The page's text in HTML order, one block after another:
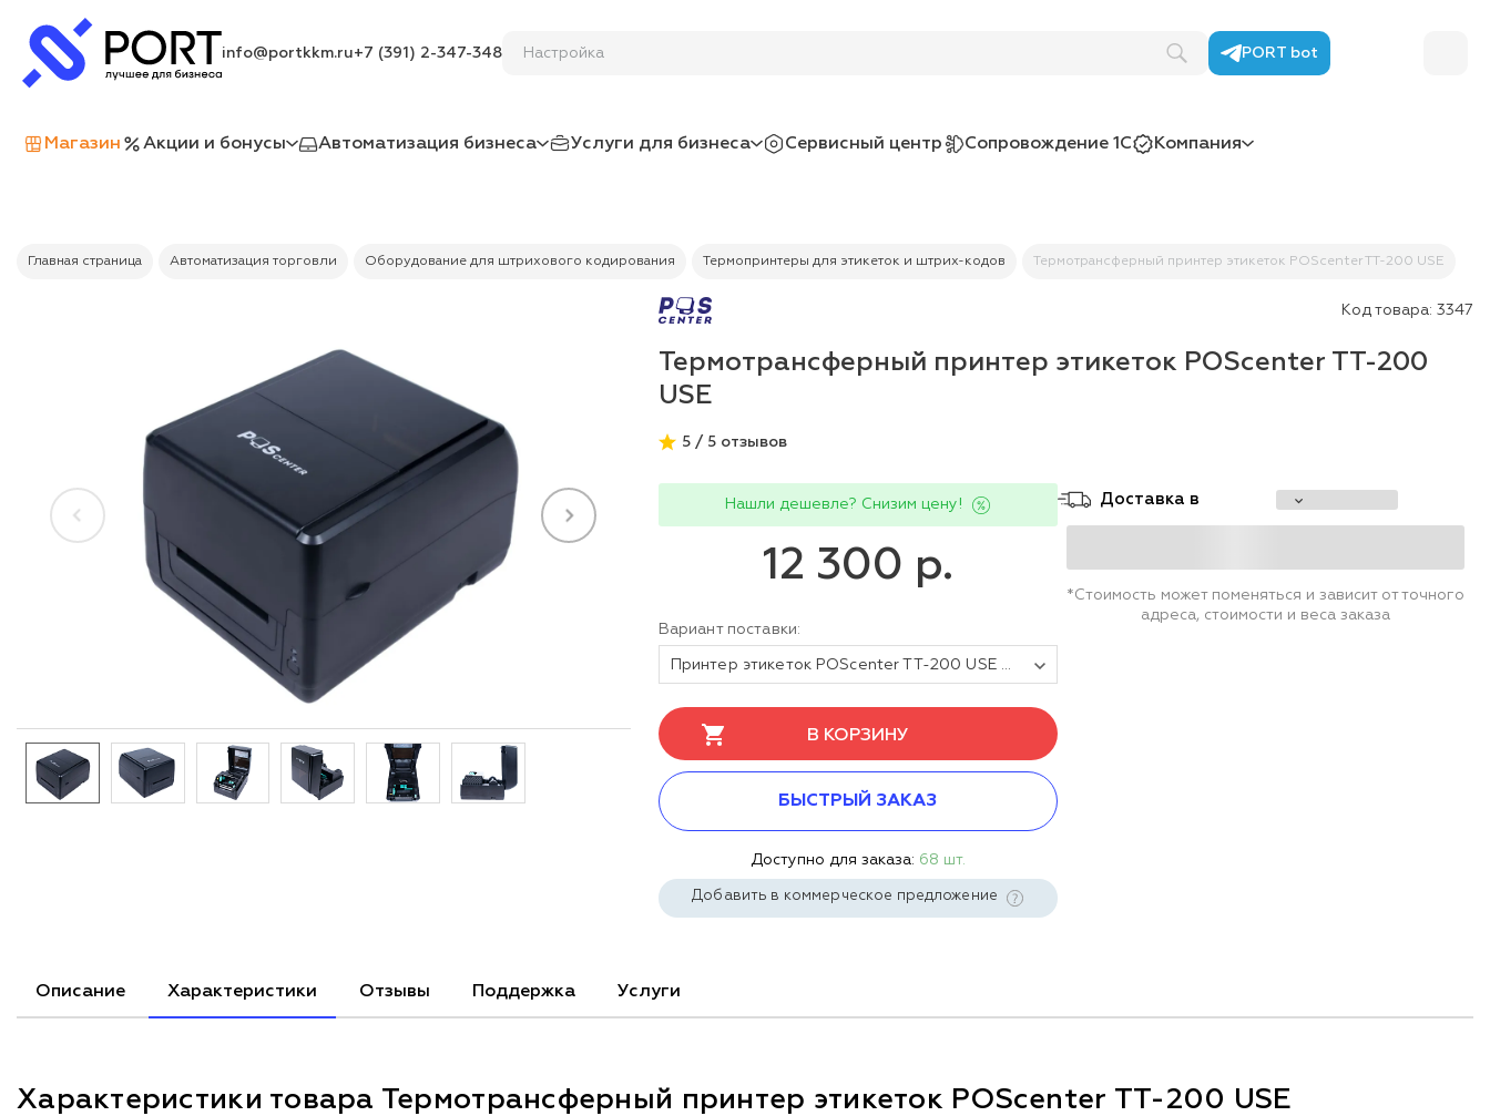
info@portkkm.ru+7 (391) 2-347-348 На PORT bot
Магазин Акции и бонусы Автоматизация бизнеса Услуги для бизнеса Сервисный центр Сопровождение 1С Компания
Главная страница Автоматизация торговли Оборудование для штрихового кодирования Термопринтеры для этикеток и штрих-кодов Термотрансферный принтер этикеток POScenter TT-200 USE
Код товара: 3347
Термотрансферный принтер этикеток POScenter TT-200
USE
5 / 5 отзывов
Нашли дешевле? Снизим цену!
12 300 р.
Вариант поставки:
Принтер этикеток POScenter TT-200 USE (термотрансферный; 203dpi; ширина ленты в диапазоне 1" - 4", USB+Serial+Ethernet) черный
В КОРЗИНУ
БЫСТРЫЙ ЗАКАЗ
Доступно для заказа: 68 шт.
Добавить в коммерческое предложение
Доставка в
*Стоимость может поменяться и зависит от точного
адреса, стоимости и веса заказа
Описание Характеристики Отзывы Поддержка Услуги
Характеристики товара Термотрансферный принтер этикеток POScenter TT-200 USE